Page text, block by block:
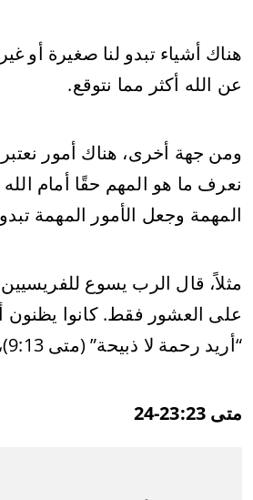
هناك أشياء تبدو لنا صغيرة أو
عن الله أكثر مما نتوقع.
ومن جهة أخرى، هناك أمور
نعرف ما هو المهم حقًا أمام الله
المهمة وجعل الأمور المهمة
مثلاً، قال الرب يسوع للفريسيين
على العشور فقط. كانوا
“أريد رحمة لا ذبيحة” (متى 9:13)، أي أن الرحمة تأتي أولاً ثم الذبيحة.
متى 23:23-24